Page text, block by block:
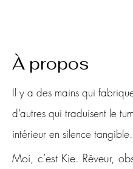
À propos
Il y a des mains qui
d’autres qui traduisent le
intérieur en silence tangible.
Moi, c’est Kie. Rêveur,